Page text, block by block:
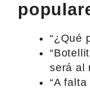
“¿Qué
será al
“A